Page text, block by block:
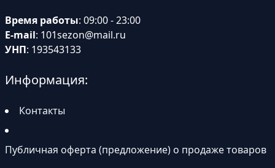
Время работы: 09:00 - 23:00
E-mail: 101sezon@mail.ru
УНП: 193543133
Информация:
Контакты
Публичная оферта (предложение) о продаже товаров